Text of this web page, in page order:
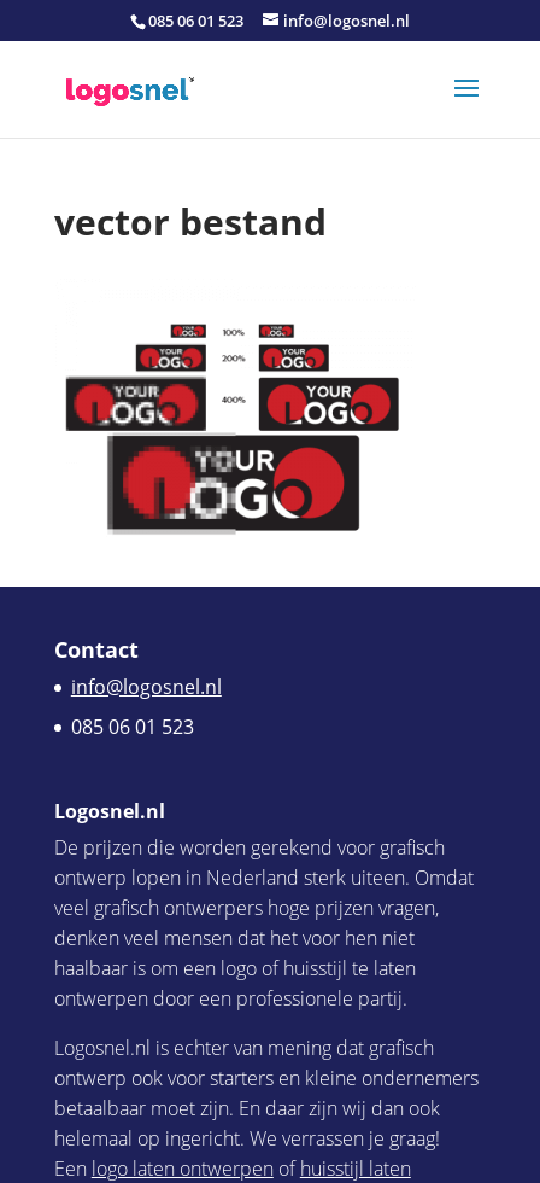
085 06 01 523 info@logosnel.nl
vector bestand
Contact
info@logosnel.nl
085 06 01 523
Logosnel.nl
De prijzen die worden gerekend voor grafisch
ontwerp lopen in Nederland sterk uiteen. Omdat
veel grafisch ontwerpers hoge prijzen vragen,
denken veel mensen dat het voor hen niet
haalbaar is om een logo of huisstijl te laten
ontwerpen door een professionele partij.
Logosnel.nl is echter van mening dat grafisch
ontwerp ook voor starters en kleine ondernemers
betaalbaar moet zijn. En daar zijn wij dan ook
helemaal op ingericht. We verrassen je graag!
Een logo laten ontwerpenofhuisstijl laten